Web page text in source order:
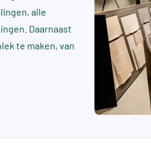
alle
Daarnaast
te maken, van